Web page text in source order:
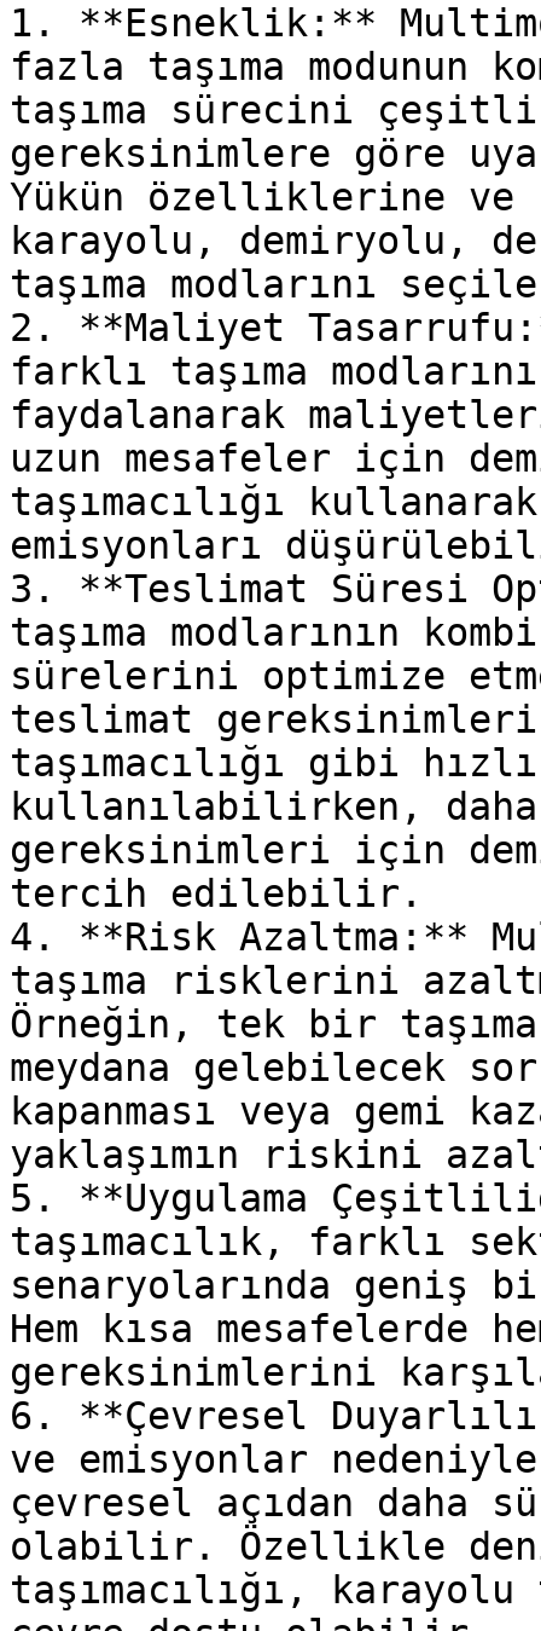
1. **Esneklik:**
fazla taşıma modunun
taşıma sürecini
gereksinimlere göre
Yükün özelliklerine ve
karayolu, demiryolu,
taşıma modlarını
2. **Maliyet
farklı taşıma
faydalanarak
uzun mesafeler için
taşımacılığı
emisyonları
3. **Teslimat Süresi
taşıma modlarının
sürelerini optimize
teslimat
taşımacılığı gibi
kullanılabilirken, daha
gereksinimleri için
tercih edilebilir.
4. **Risk Azaltma:**
taşıma risklerini
Örneğin, tek bir
meydana gelebilecek
kapanması veya gemi
yaklaşımın riskini
5. **Uygulama
taşımacılık, farklı
senaryolarında geniş
Hem kısa mesafelerde
gereksinimlerini
6. **Çevresel
ve emisyonlar
çevresel açıdan daha
olabilir. Özellikle
taşımacılığı, karayolu